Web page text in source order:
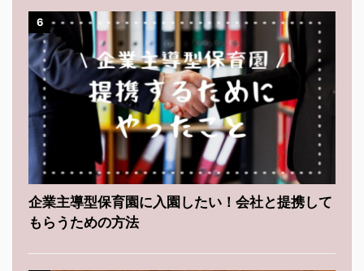
6
企業主導型保育園に入園したい！会社と提携して
もらうための方法